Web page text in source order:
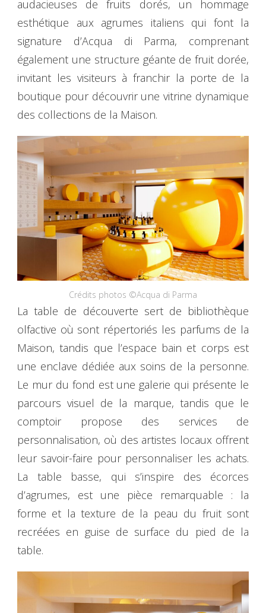
audacieuses de fruits dorés, un hommage
esthétique aux agrumes italiens qui font la
signature d’Acqua di Parma, comprenant
également une structure géante de fruit dorée,
invitant les visiteurs à franchir la porte de la
boutique pour découvrir une vitrine dynamique
des collections de la Maison.
Crédits photos ©Acqua di Parma
La table de découverte sert de bibliothèque
olfactive où sont répertoriés les parfums de la
Maison, tandis que l’espace bain et corps est
une enclave dédiée aux soins de la personne.
Le mur du fond est une galerie qui présente le
parcours visuel de la marque, tandis que le
comptoir propose des services de
personnalisation, où des artistes locaux offrent
leur savoir-faire pour personnaliser les achats.
La table basse, qui s’inspire des écorces
d’agrumes, est une pièce remarquable : la
forme et la texture de la peau du fruit sont
recréées en guise de surface du pied de la
table.